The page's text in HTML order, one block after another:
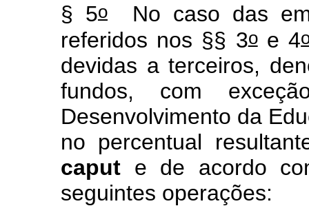
§ 5o No caso das
referidos nos §§ 3oe 4
devidas a terceiros,
fundos, com
Desenvolvimento da
no percentual
caput e de acordo
seguintes operações: